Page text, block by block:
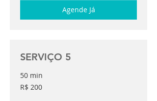
Agende Já
SERVIÇO 5
50 min
200
Reais
R$ 200